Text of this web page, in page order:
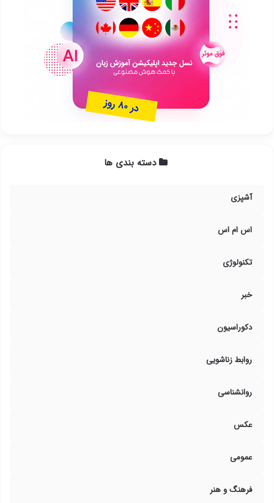
دسته بندی ها
آشپزی
اس ام اس
تکنولوژی
خبر
دکوراسیون
روابط زناشویی
روانشناسی
عکس
عمومی
فرهنگ و هنر